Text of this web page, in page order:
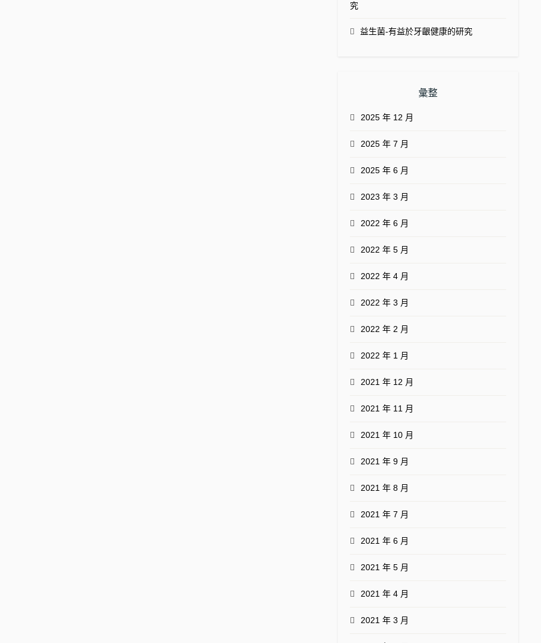
究
益生菌-有益於牙齦健康的研究
彙整
2025 年 12 月
2025 年 7 月
2025 年 6 月
2023 年 3 月
2022 年 6 月
2022 年 5 月
2022 年 4 月
2022 年 3 月
2022 年 2 月
2022 年 1 月
2021 年 12 月
2021 年 11 月
2021 年 10 月
2021 年 9 月
2021 年 8 月
2021 年 7 月
2021 年 6 月
2021 年 5 月
2021 年 4 月
2021 年 3 月